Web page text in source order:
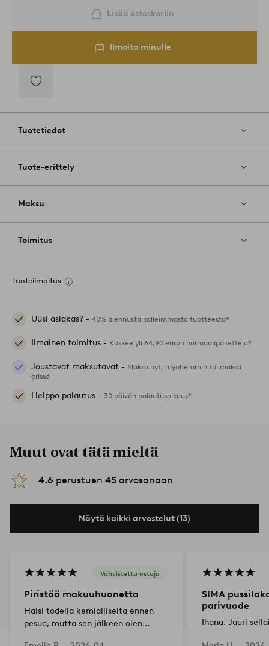
Lisää ostoskoriin
Ilmoita minulle
suosikkeihin
Tuotetiedot
Tuote-erittely
Maksu
Toimitus
Tuoteilmoitus
Uusi asiakas? - 40% alennusta kalleimmasta tuotteesta*
Ilmainen toimitus - Koskee yli 64,90 euron normaalipaketteja*
Joustavat maksutavat - Maksa nyt, myöhemmin tai maksa
erissä
Helppo palautus - 30 päivän palautusoikeus*
Muut ovat tätä mieltä
4.6 perustuen 45 arvosanaan
Näytä kaikki arvostelut (13)
Vahvistettu ostaja
Piristää makuuhuonetta
Haisi todella kemialliselta ennen
pesua, mutta sen jälkeen olen
SIMA
parivuode
Ihana. Juuri